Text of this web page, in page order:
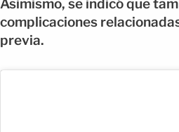
Asimismo, se indicó que
complicaciones
previa.